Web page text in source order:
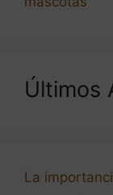
Últimos
La